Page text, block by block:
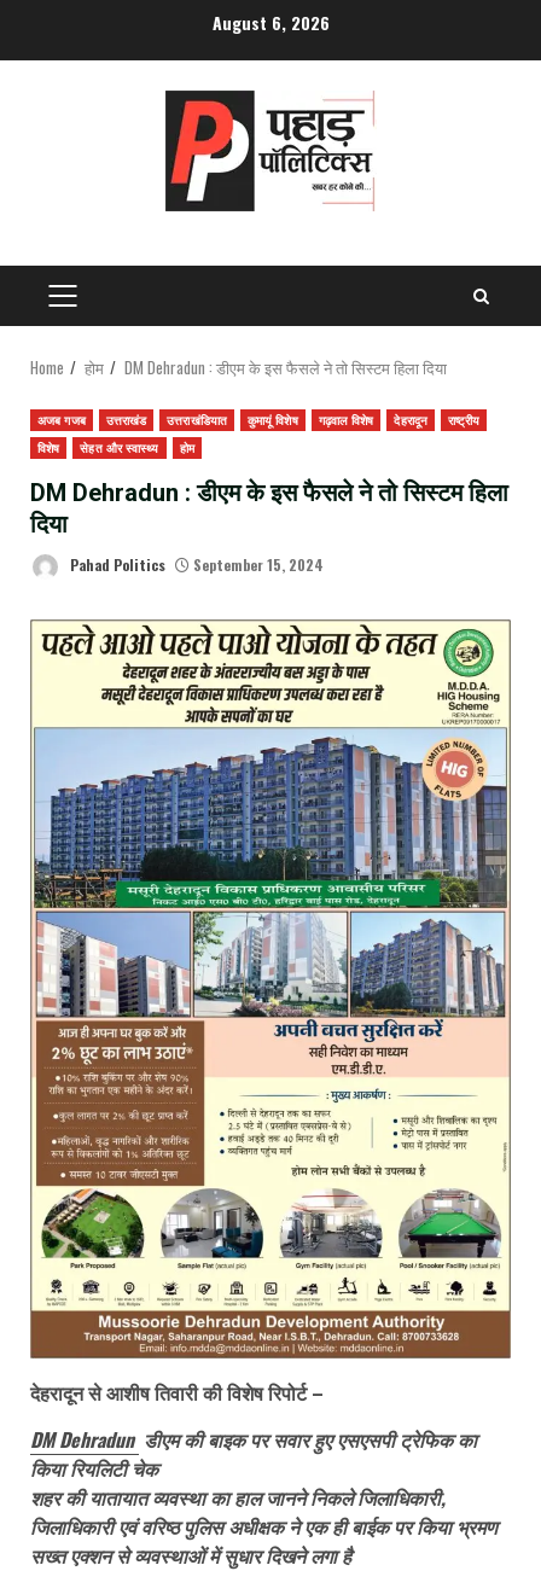
August 6, 2026
PRIMARY
MENU
Home होम DM Dehradun : डीएम के इस फैसले ने तो सिस्टम हिला दिया
अजब गजब उत्तराखंड उत्तराखंडियात कुमायूं विशेष गढ़वाल विशेष देहरादून
राष्ट्रीय
विशेष
सेहत और स्वास्थ्य होम
DM Dehradun : डीएम के इस फैसले ने तो सिस्टम हिला
दिया
Pahad Politics September 15, 2024
देहरादून से आशीष तिवारी की विशेष रिपोर्ट –
DM Dehradun डीएम की बाइक पर सवार हुए एसएसपी ट्रेफिक का
किया रियलिटी चेक
शहर की यातायात व्यवस्था का हाल जानने निकले जिलाधिकारी,
जिलाधिकारी एवं वरिष्ठ पुलिस अधीक्षक ने एक ही बाईक पर किया भ्रमण
सख्त एक्शन से व्यवस्थाओं में सुधार दिखने लगा है